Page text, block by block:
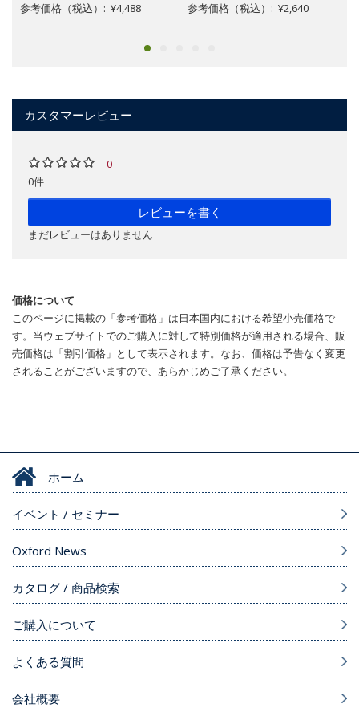
参考価格（税込）: ¥4,488
参考価格（税込）: ¥2,640
カスタマーレビュー
0
0件
レビューを書く
まだレビューはありません
価格について
このページに掲載の「参考価格」は日本国内における希望小売価格で
す。当ウェブサイトでのご購入に対して特別価格が適用される場合、販
売価格は「割引価格」として表示されます。なお、価格は予告なく変更
されることがございますので、あらかじめご了承ください。
ホーム
イベント / セミナー
Oxford News
カタログ / 商品検索
ご購入について
よくある質問
会社概要